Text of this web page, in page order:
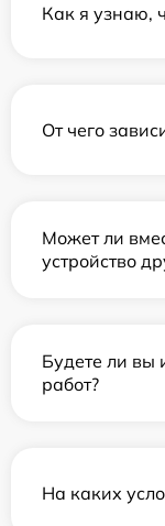
Как я узнаю,
От чего
Может ли
устройство
Будете ли вы
работ?
На каких